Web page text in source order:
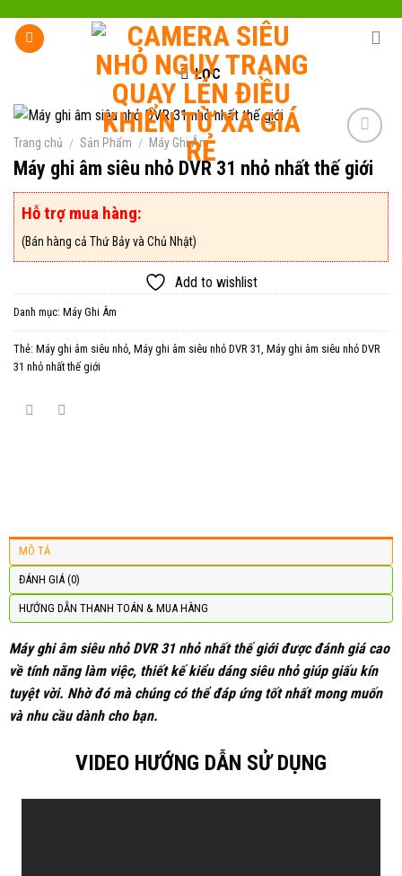
content
LỌC
Add to
Trang chủ / Sản Phẩm / Máy Ghi Âm
Máy ghi âm siêu nhỏ DVR 31 nhỏ nhất thế giới
Hỗ trợ mua hàng:
(Bán hàng cả Thứ Bảy và Chủ Nhật)
Add to wishlist
Danh mục: Máy Ghi Âm
Thẻ: Máy ghi âm siêu nhỏ, Máy ghi âm siêu nhỏ DVR 31, Máy ghi âm siêu nhỏ DVR
31 nhỏ nhất thế giới
MÔ TẢ
ĐÁNH GIÁ (0)
HƯỚNG DẪN THANH TOÁN & MUA HÀNG
Máy ghi âmsiêu nhỏ DVR 31 nhỏ nhất thế giới được đánh giá cao
về tính năng làm việc, thiết kế kiểu dáng siêu nhỏ giúp giấu kín
tuyệt vời. Nhờ đó mà chúng có thể đáp ứng tốt nhất mong muốn
và nhu cầu dành cho bạn.
VIDEO HƯỚNG DẪN SỬ DỤNG